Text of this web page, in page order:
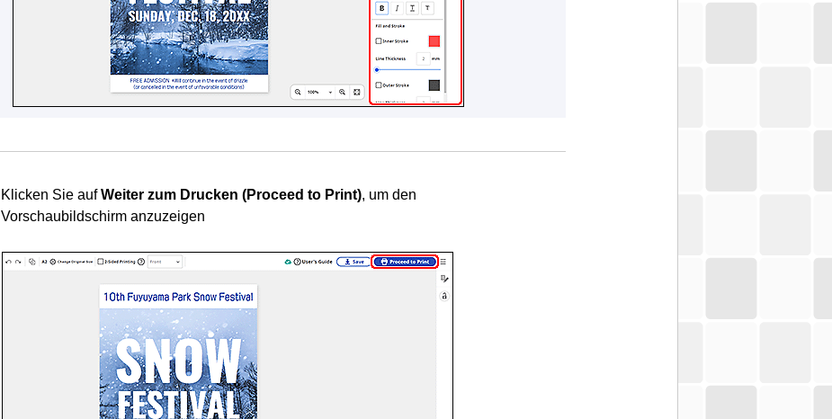
Klicken Sie aufWeiter zum Drucken (Proceed to Print), um den
Vorschaubildschirm anzuzeigen